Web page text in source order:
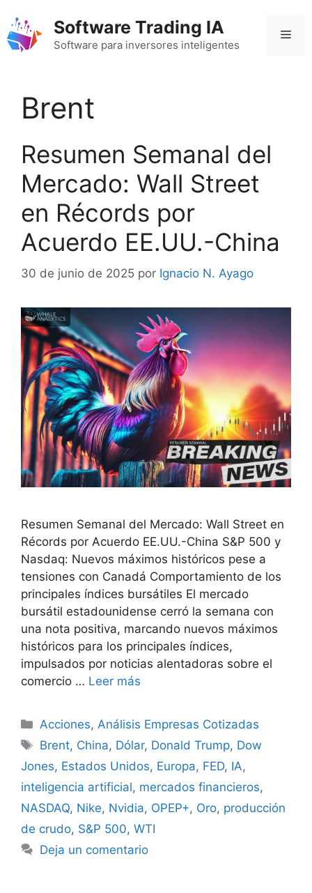
contenido
Software Trading IA
Software para inversores inteligentes
Brent
Resumen Semanal del
Mercado: Wall Street
en Récords por
Acuerdo EE.UU.-China
30 de junio de 2025 por Ignacio N. Ayago
Resumen Semanal del Mercado: Wall Street en
Récords por Acuerdo EE.UU.-China S&P 500 y
Nasdaq: Nuevos máximos históricos pese a
tensiones con Canadá Comportamiento de los
principales índices bursátiles El mercado
bursátil estadounidense cerró la semana con
una nota positiva, marcando nuevos máximos
históricos para los principales índices,
impulsados por noticias alentadoras sobre el
comercio … Leer más
Categorías
Acciones, Análisis Empresas Cotizadas
Etiquetas
Brent, China, Dólar, Donald Trump, Dow
Jones, Estados Unidos, Europa, FED, IA,
inteligencia artificial, mercados financieros,
NASDAQ, Nike, Nvidia, OPEP+, Oro, producción
de crudo, S&P 500, WTI
Deja un comentario